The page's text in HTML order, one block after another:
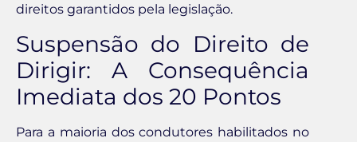
direitos garantidos pela legislação.
Suspensão do Direito de
Dirigir: A Consequência
Imediata dos 20 Pontos
Para a maioria dos condutores habilitados no